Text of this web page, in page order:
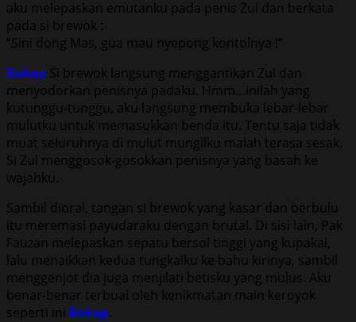
aku melepaskan emutanku pada penis Zul dan berkata
pada si brewok :
“Sini dong Mas, gua mau nyepong kontolnya !”
Bokep Si brewok langsung menggantikan Zul dan
menyodorkan penisnya padaku. Hmm…inilah yang
kutunggu-tunggu, aku langsung membuka lebar-lebar
mulutku untuk memasukkan benda itu. Tentu saja tidak
muat seluruhnya di mulut mungilku malah terasa sesak.
Si Zul menggosok-gosokkan penisnya yang basah ke
wajahku.
Sambil dioral, tangan si brewok yang kasar dan berbulu
itu meremasi payudaraku dengan brutal. Di sisi lain, Pak
Fauzan melepaskan sepatu bersol tinggi yang kupakai,
lalu menaikkan kedua tungkaiku ke bahu kirinya, sambil
menggenjot dia juga menjilati betisku yang mulus. Aku
benar-benar terbuai oleh kenikmatan main keroyok
seperti ini Bokep.